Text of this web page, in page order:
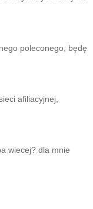
poleconego, będę
afiliacyjnej,
wiecej? dla mnie